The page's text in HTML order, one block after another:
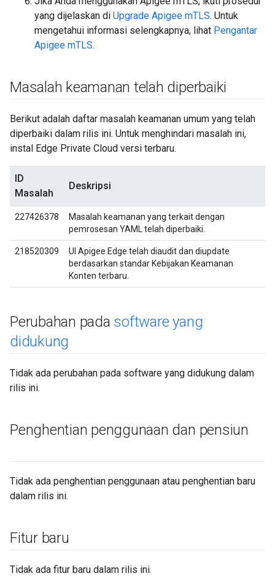
yang dijelaskan di Upgrade Apigee mTLS. Untuk
mengetahui informasi selengkapnya, lihat Pengantar
Apigee mTLS.
Masalah keamanan telah diperbaiki
Berikut adalah daftar masalah keamanan umum yang telah
diperbaiki dalam rilis ini. Untuk menghindari masalah ini,
instal Edge Private Cloud versi terbaru.
ID
Masalah
Deskripsi
227426378
Masalah keamanan yang terkait dengan
pemrosesan YAML telah diperbaiki.
218520309
UI Apigee Edge telah diaudit dan diupdate
berdasarkan standar Kebijakan Keamanan
Konten terbaru.
Perubahan pada software yang
didukung
Tidak ada perubahan pada software yang didukung dalam
rilis ini.
Penghentian penggunaan dan pensiun
Tidak ada penghentian penggunaan atau penghentian baru
dalam rilis ini.
Fitur baru
Tidak ada fitur baru dalam rilis ini.